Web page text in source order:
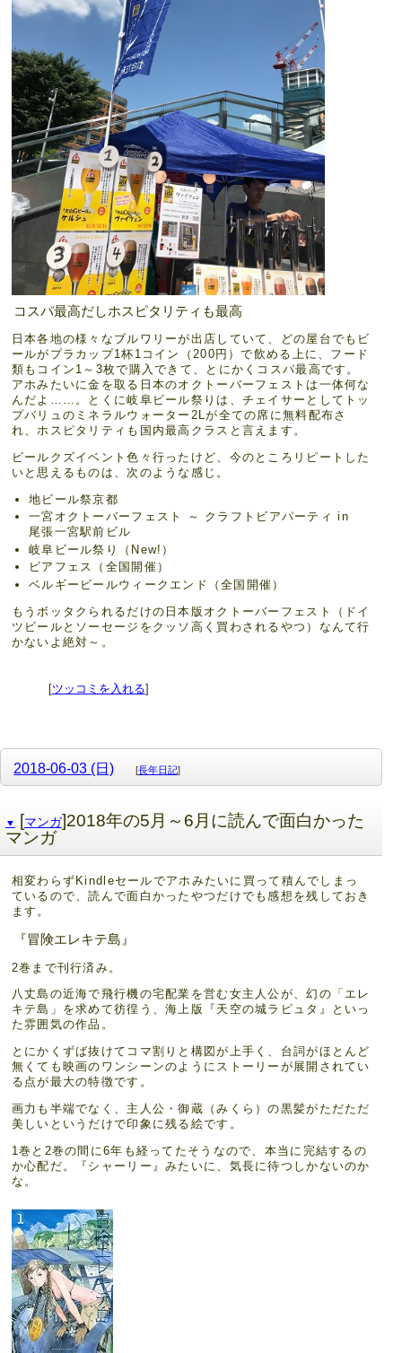
コスパ最高だしホスピタリティも最高
日本各地の様々なブルワリーが出店していて、どの屋台でもビ
ールがプラカップ1杯1コイン（200円）で飲める上に、フード
類もコイン1～3枚で購入できて、とにかくコスパ最高です。
アホみたいに金を取る日本のオクトーバーフェストは一体何な
んだよ……。とくに岐阜ビール祭りは、チェイサーとしてトッ
プバリュのミネラルウォーター2Lが全ての席に無料配布さ
れ、ホスピタリティも国内最高クラスと言えます。
ビールクズイベント色々行ったけど、今のところリピートした
いと思えるものは、次のような感じ。
地ビール祭京都
一宮オクトーバーフェスト ～ クラフトビアパーティ in
尾張一宮駅前ビル
岐阜ビール祭り（New!）
ビアフェス（全国開催）
ベルギービールウィークエンド（全国開催）
もうボッタクられるだけの日本版オクトーバーフェスト（ドイ
ツビールとソーセージをクッソ高く買わされるやつ）なんて行
かないよ絶対～。
[ツッコミを入れる]
2018-06-03 (日) [長年日記]
▼ [マンガ]2018年の5月～6月に読んで面白かった
マンガ
相変わらずKindleセールでアホみたいに買って積んでしまっ
ているので、読んで面白かったやつだけでも感想を残しておき
ます。
『冒険エレキテ島』
2巻まで刊行済み。
八丈島の近海で飛行機の宅配業を営む女主人公が、幻の「エレ
キテ島」を求めて彷徨う、海上版『天空の城ラピュタ』といっ
た雰囲気の作品。
とにかくずば抜けてコマ割りと構図が上手く、台詞がほとんど
無くても映画のワンシーンのようにストーリーが展開されてい
る点が最大の特徴です。
画力も半端でなく、主人公・御蔵（みくら）の黒髪がただただ
美しいというだけで印象に残る絵です。
1巻と2巻の間に6年も経ってたそうなので、本当に完結するの
か心配だ。『シャーリー』みたいに、気長に待つしかないのか
な。